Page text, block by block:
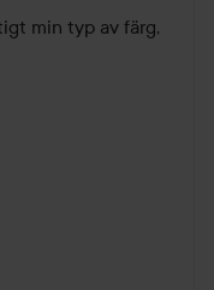
min typ av färg,